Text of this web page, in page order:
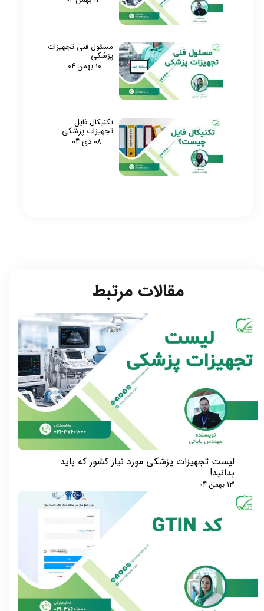
مسئول فنی تجهیزات
پزشکی
۱۰ بهمن ۰۴
تکنیکال فایل
تجهیزات پزشکی
۰۸ دی ۰۴
لیست تجهیزات پزشکی مورد نیاز کشور که باید
بدانید!
۱۳ بهمن ۰۴
مقالات مرتبط​​​​​​​